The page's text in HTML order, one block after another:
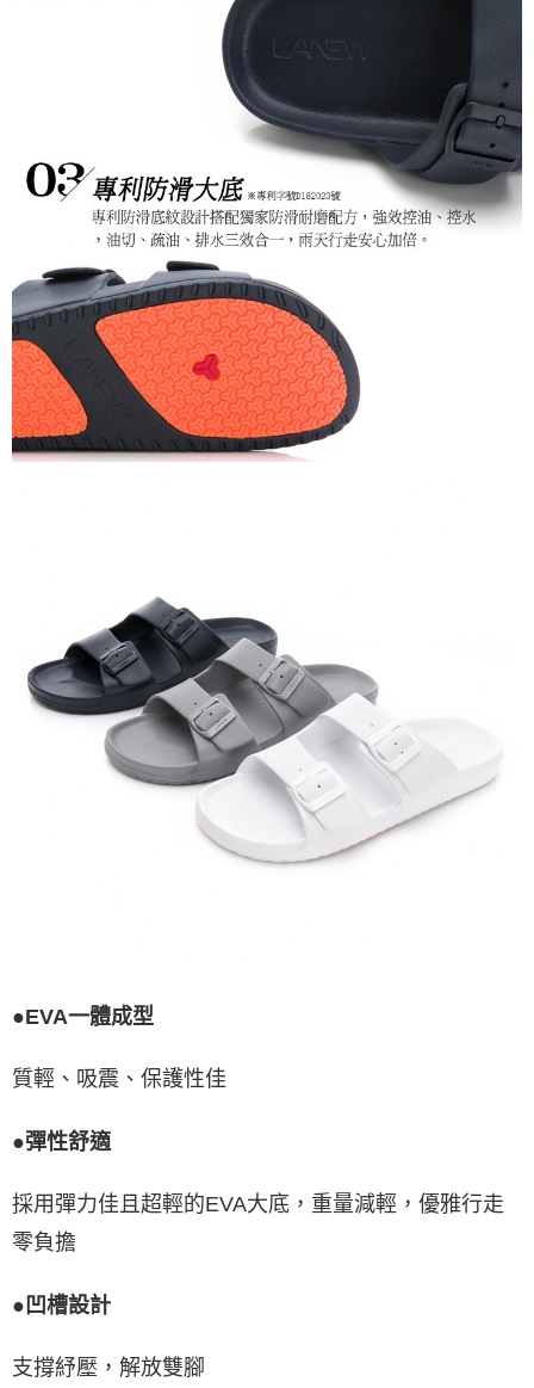
●EVA一體成型
質輕、吸震、保護性佳
●彈性舒適
採用彈力佳且超輕的EVA大底，重量減輕，優雅行走
零負擔
●凹槽設計
支撐紓壓，解放雙腳